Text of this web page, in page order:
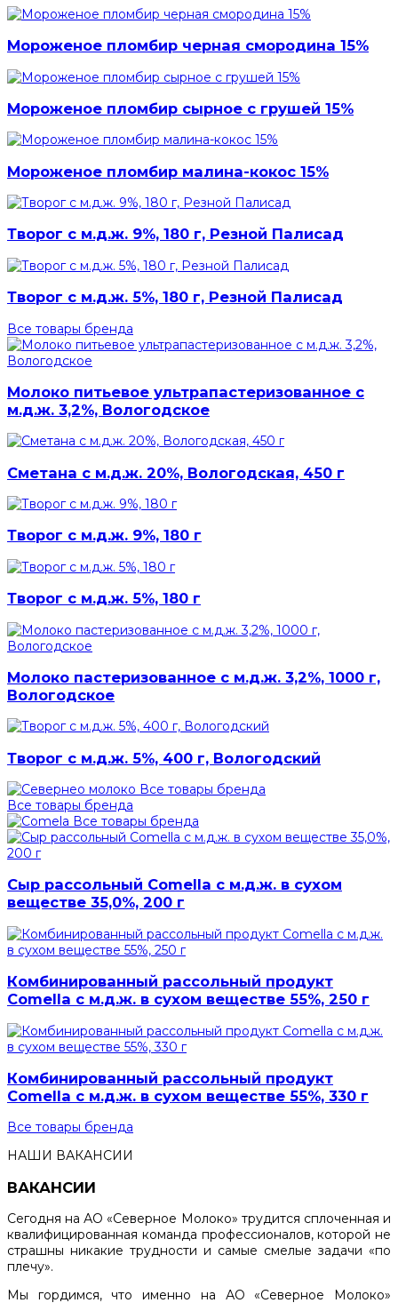
Мороженое пломбир черная смородина 15%
Мороженое пломбир сырное с грушей 15%
Мороженое пломбир малина-кокос 15%
Творог с м.д.ж. 9%, 180 г, Резной Палисад
Творог с м.д.ж. 5%, 180 г, Резной Палисад
Все товары бренда
Молоко питьевое ультрапастеризованное с
м.д.ж. 3,2%, Вологодское
Сметана с м.д.ж. 20%, Вологодская, 450 г
Творог с м.д.ж. 9%, 180 г
Творог с м.д.ж. 5%, 180 г
Молоко пастеризованное с м.д.ж. 3,2%, 1000 г,
Вологодское
Творог с м.д.ж. 5%, 400 г, Вологодский
Все товары бренда
Все товары бренда
Все товары бренда
Сыр рассольный Comella с м.д.ж. в сухом
веществе 35,0%, 200 г
Комбинированный рассольный продукт
Comella с м.д.ж. в сухом веществе 55%, 250 г
Комбинированный рассольный продукт
Comella с м.д.ж. в сухом веществе 55%, 330 г
Все товары бренда
НАШИ ВАКАНСИИ
ВАКАНСИИ
Сегодня на АО «Северное Молоко» трудится сплоченная и
квалифицированная команда профессионалов, которой не
страшны никакие трудности и самые смелые задачи «по
плечу».
Мы гордимся, что именно на АО «Северное Молоко»